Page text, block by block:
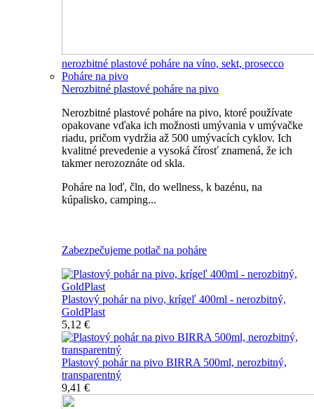
nerozbitné plastové poháre na víno, sekt, prosecco
Poháre na pivo
Nerozbitné plastové poháre na pivo
Nerozbitné plastové poháre na pivo, ktoré používate
opakovane vďaka ich možnosti umývania v umývačke
riadu, pričom vydržia až 500 umývacích cyklov. Ich
kvalitné prevedenie a vysoká čírosť znamená, že ich
takmer nerozoznáte od skla.
Poháre na loď, čln, do wellness, k bazénu, na
kúpalisko, camping...
Zabezpečujeme potlač na poháre
Plastový pohár na pivo, krígeľ 400ml - nerozbitný,
GoldPlast
5,12 €
Plastový pohár na pivo BIRRA 500ml, nerozbitný,
transparentný
9,41 €